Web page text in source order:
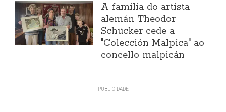
A familia do artista
alemán Theodor
Schücker cede a
"Colección Malpica" ao
concello malpicán